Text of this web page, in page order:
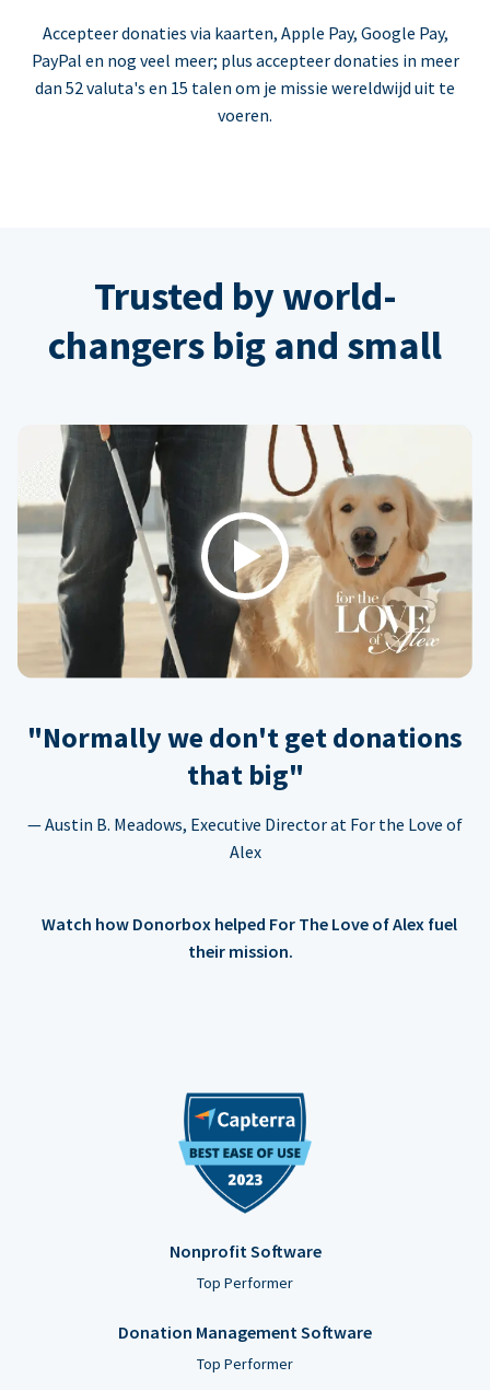
Accepteer donaties via kaarten, Apple Pay, Google Pay,
PayPal en nog veel meer; plus accepteer donaties in meer
dan 52 valuta's en 15 talen om je missie wereldwijd uit te
voeren.
Trusted by world-
changers big and small
Play
"Normally we don't get donations
that big"
— Austin B. Meadows, Executive Director at For the Love of
Alex
Watch how Donorbox helped For The Love of Alex fuel
their mission.
Nonprofit Software
Top Performer
Donation Management Software
Top Performer